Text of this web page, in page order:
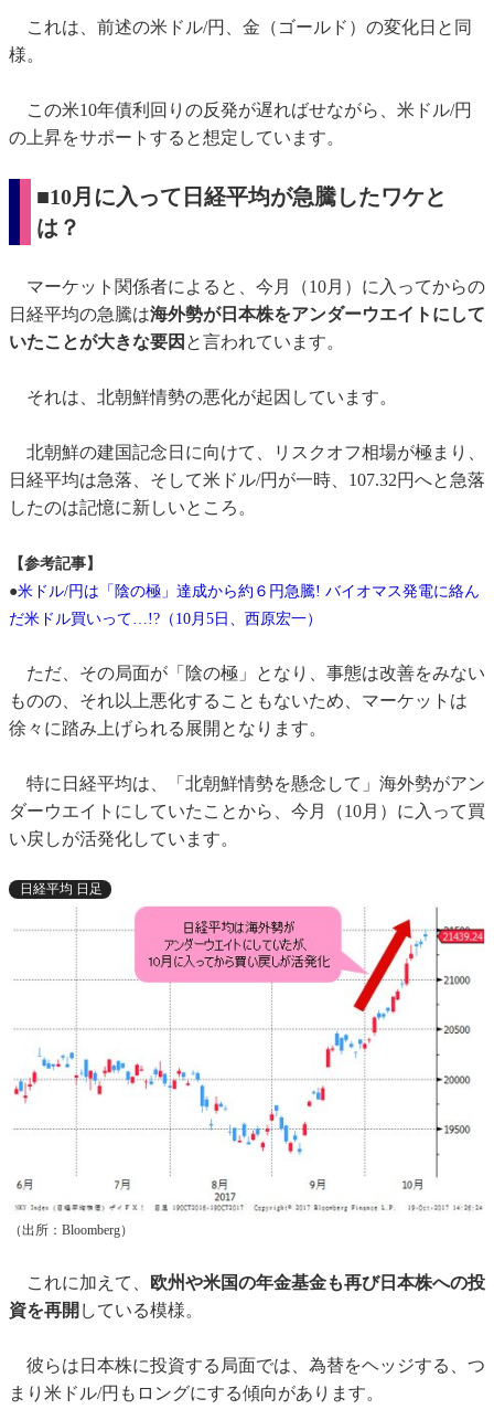
これは、前述の米ドル/円、金（ゴールド）の変化日と同
様。
この米10年債利回りの反発が遅ればせながら、米ドル/円
の上昇をサポートすると想定しています。
■10月に入って日経平均が急騰したワケと
は？
マーケット関係者によると、今月（10月）に入ってからの
日経平均の急騰は海外勢が日本株をアンダーウエイトにして
いたことが大きな要因 と言われています。
それは、北朝鮮情勢の悪化が起因しています。
北朝鮮の建国記念日に向けて、リスクオフ相場が極まり、
日経平均は急落、そして米ドル/円が一時、107.32円へと急落
したのは記憶に新しいところ。
【参考記事】
●米ドル/円は「陰の極」達成から約６円急騰! バイオマス発電に絡ん
だ米ドル買いって…!?（10月5日、西原宏一）
ただ、その局面が「陰の極」となり、事態は改善をみない
ものの、それ以上悪化することもないため、マーケットは
徐々に踏み上げられる展開となります。
特に日経平均は、「北朝鮮情勢を懸念して」海外勢がアン
ダーウエイトにしていたことから、今月（10月）に入って買
い戻しが活発化しています。
日経平均 日足
（出所：Bloomberg）
これに加えて、
欧州や米国の年金基金も再び日本株への投
資を再開 している模様。
彼らは日本株に投資する局面では、為替をヘッジする、つ
まり米ドル/円もロングにする傾向があります。